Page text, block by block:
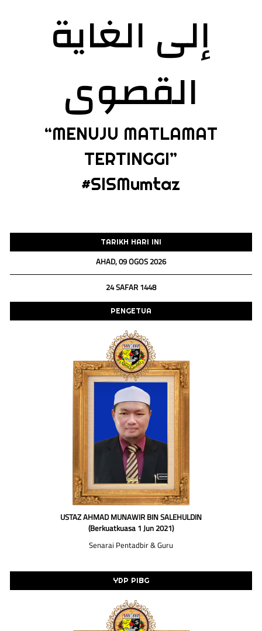
إلى الغاية
القصوى
“MENUJU MATLAMAT
TERTINGGI”
#SISMumtaz
TARIKH HARI INI
AHAD, 09 OGOS 2026
24 SAFAR 1448
PENGETUA
USTAZ AHMAD MUNAWIR BIN SALEHULDIN
(Berkuatkuasa 1 Jun 2021)
Senarai Pentadbir & Guru
YDP PIBG